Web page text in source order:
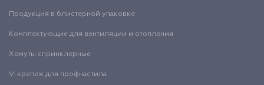
Продукция в блистерной упаковке
Комплектующие для вентиляции и отопления
Хомуты спринклерные
V-крепеж для профнастила